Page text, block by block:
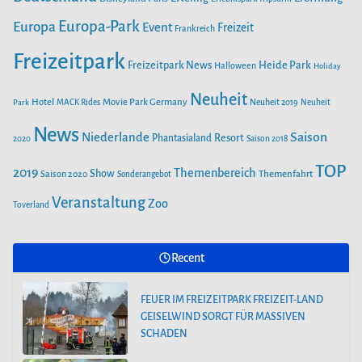
SAISONSTART IM PLAYMOBIL-FUNPARK
GEISELWIND SORGT FÜR MASSIVEN
FREIZEITPARK PLOHN BAUT
WASSERACHTERBAHN!
m
Europa Europa-Park Event Frankreich Freizeit
Freizeitpark Freizeitpark News Halloween Heide Park Holiday
Park Hotel MACK Rides Movie Park Germany Neuheit Neuheit 2019 Neuheit
2020 News Niederlande Phantasialand Resort Saison 2018 Saison
2019 Saison 2020 Show Sonderangebot Themenbereich Themenfahrt TOP
Toverland VeranstaltungZoo
Recent
FEUER IM FREIZEITPARK FREIZEIT-LAND
GEISELWIND SORGT FÜR MASSIVEN
SCHADEN